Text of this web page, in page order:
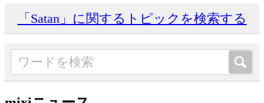
「Satan」に関するトピックを検索する